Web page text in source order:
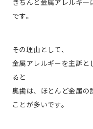
きちんと金属アレルギ
です。
その理由として、
金属アレルギーを主訴
ると
奥歯は、ほとんど金属の
ことが多いです。